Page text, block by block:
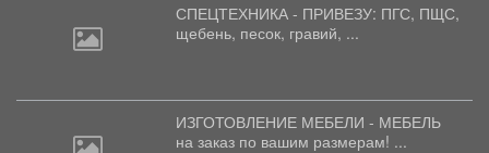
СПЕЦТЕХНИКА - ПРИВЕЗУ: ПГС, ПЩС,
щебень, песок, гравий, ...
ИЗГОТОВЛЕНИЕ МЕБЕЛИ - МЕБЕЛЬ
на заказ по вашим размерам! ...